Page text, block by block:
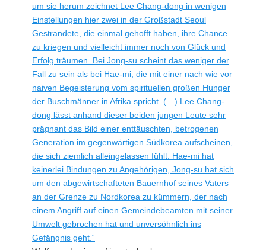
um sie herum zeichnet Lee Chang-dong in wenigen
Einstel­lungen hier zwei in der Großstadt Seoul
Gestran­dete, die einmal gehofft haben, ihre Chance
zu kriegen und viel­leicht immer noch von Glück und
Erfolg träumen. Bei Jong-su scheint das weniger der
Fall zu sein als bei Hae-mi, die mit einer nach wie vor
naiven Begeis­te­rung vom spiri­tu­ellen großen Hunger
der Buschmänner in Afrika spricht. (…) Lee Chang-
dong lässt anhand dieser beiden jungen Leute sehr
prägnant das Bild einer enttäuschten, betro­genen
Gene­ra­tion im gegen­wär­tigen Südkorea aufscheinen,
die sich ziemlich allein­ge­lassen fühlt. Hae-mi hat
keinerlei Bindungen zu Angehö­rigen, Jong-su hat sich
um den abge­wirt­schaf­teten Bauernhof seines Vaters
an der Grenze zu Nordkorea zu kümmern, der nach
einem Angriff auf einen Gemein­de­be­amten mit seiner
Umwelt gebrochen hat und unver­söhn­lich ins
Gefängnis geht.“